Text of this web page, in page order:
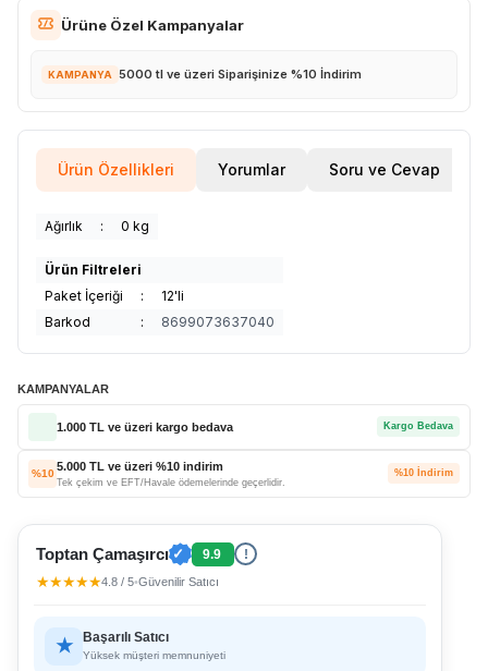
Ürüne Özel Kampanyalar
KAMPANYA 5000 tl ve üzeri Siparişinize %10 İndirim
Ürün Özellikleri Yorumlar Soru ve Cevap
Ağırlık : 0 kg
Ürün Filtreleri
Paket İçeriği
:
12'li
Barkod
: 8699073637040
KAMPANYALAR
1.000 TL ve üzeri kargo bedava Kargo Bedava
%10
5.000 TL ve üzeri %10 indirim
Tek çekim ve EFT/Havale ödemelerinde geçerlidir.
%10 İndirim
Toptan Çamaşırcı ✓ 9.9 !
★★★★★4.8 / 5•Güvenilir Satıcı
★ Başarılı Satıcı
Yüksek müşteri memnuniyeti